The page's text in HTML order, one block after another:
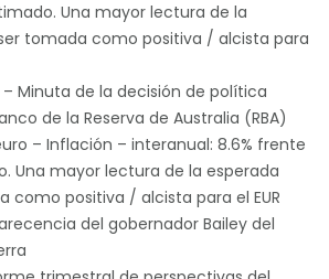
Una mayor lectura de la
tomada como positiva / alcista para
– Minuta de la decisión de política
de la Reserva de Australia (RBA)
– Inflación – interanual: 8.6% frente
Una mayor lectura de la esperada
como positiva / alcista para el EUR
del gobernador Bailey del